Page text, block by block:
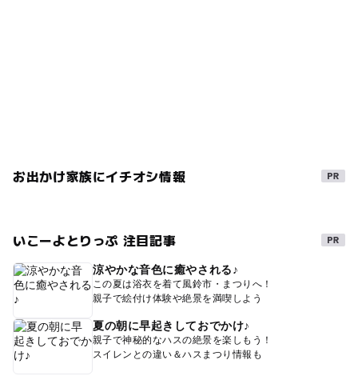
お出かけ家族にイチオシ情報
いこーよとりっぷ 注目記事
涼やかな音色に癒やされる♪
この夏は浴衣を着て風鈴市・まつりへ！
親子で絵付け体験や絶景を満喫しよう
夏の朝に早起きしておでかけ♪
親子で神秘的なハスの絶景を楽しもう！
スイレンとの違い＆ハスまつり情報も